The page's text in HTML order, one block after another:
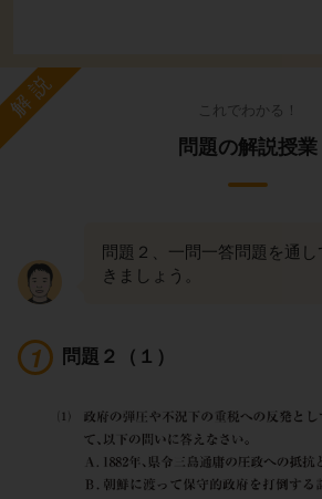
解説 これでわかる！
問題の解説授業
問題２、一問一答問題を通
きましょう。
問題２（１）